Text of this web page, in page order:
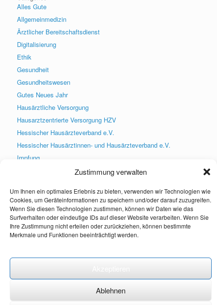
Zustimmung verwalten
Um Ihnen ein optimales Erlebnis zu bieten, verwenden wir Technologien wie
Cookies, um Geräteinformationen zu speichern und/oder darauf zuzugreifen.
Wenn Sie diesen Technologien zustimmen, können wir Daten wie das
Surfverhalten oder eindeutige IDs auf dieser Website verarbeiten. Wenn Sie
Ihre Zustimmung nicht erteilen oder zurückziehen, können bestimmte
Merkmale und Funktionen beeinträchtigt werden.
Ablehnen
Alles Gute
Allgemeinmedizin
Ärztlicher Bereitschaftsdienst
Digitalisierung
Ethik
Gesundheit
Gesundheitswesen
Gutes Neues Jahr
Hausärztliche Versorgung
Hausarztzentrierte Versorgung HZV
Hessischer Hausärzteverband e.V.
Hessischer Hausärztinnen- und Hausärzteverband e.V.
Impfung
Praxis wieder geöffnet
PraxisApp
Praxisneuigkeiten
Presse
Uncategorized